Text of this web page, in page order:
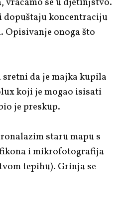
dopuštaju koncentraciju
Opisivanje onoga što
da je majka kupila
koji je mogao isisati
je preskup.
staru mapu s
i mikrofotografija
tepihu). Grinja se